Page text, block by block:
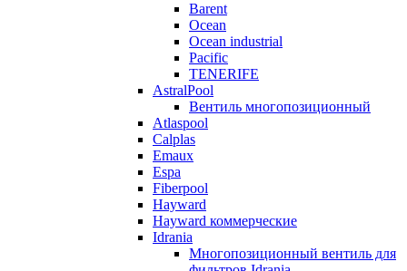
Barent
Ocean
Ocean industrial
Pacific
TENERIFE
AstralPool
Вентиль многопозиционный
Atlaspool
Calplas
Emaux
Espa
Fiberpool
Hayward
Hayward коммерческие
Idrania
Многопозиционный вентиль для